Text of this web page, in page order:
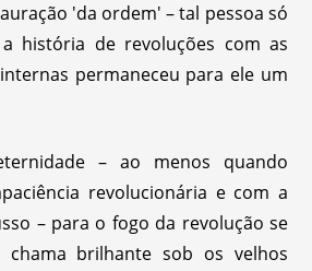
'da ordem' – tal pessoa só
história de revoluções com as
permaneceu para ele um
– ao menos quando
revolucionária e com a
– para o fogo da revolução se
chama brilhante sob os velhos